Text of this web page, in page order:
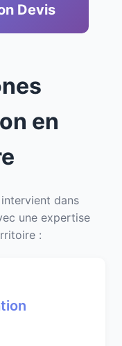
Devis
en
dans
une expertise
: